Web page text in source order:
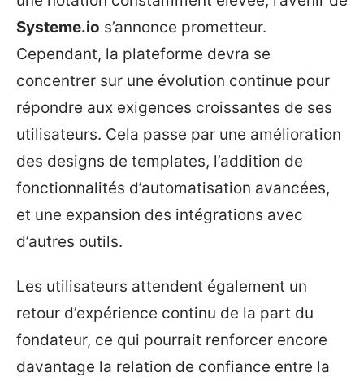
Systeme.io s’annonce prometteur.
Cependant, la plateforme devra se
concentrer sur une évolution continue pour
répondre aux exigences croissantes de ses
utilisateurs. Cela passe par une amélioration
des designs de templates, l’addition de
fonctionnalités d’automatisation avancées,
et une expansion des intégrations avec
d’autres outils.
Les utilisateurs attendent également un
retour d’expérience continu de la part du
fondateur, ce qui pourrait renforcer encore
davantage la relation de confiance entre la